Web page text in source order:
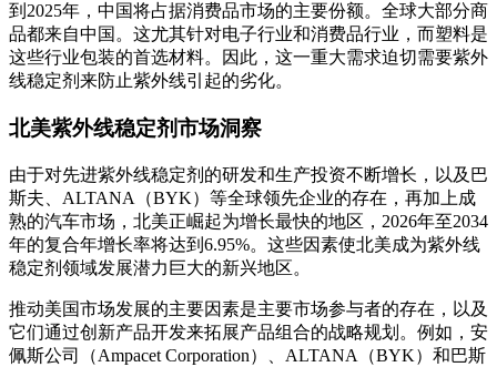
到2025年，中国将占据消费品市场的主要份额。全球大部分商
品都来自中国。这尤其针对电子行业和消费品行业，而塑料是
这些行业包装的首选材料。因此，这一重大需求迫切需要紫外
线稳定剂来防止紫外线引起的劣化。
北美紫外线稳定剂市场洞察
由于对先进紫外线稳定剂的研发和生产投资不断增长，以及巴
斯夫、ALTANA（BYK）等全球领先企业的存在，再加上成
熟的汽车市场，北美正崛起为增长最快的地区，2026年至2034
年的复合年增长率将达到6.95%。这些因素使北美成为紫外线
稳定剂领域发展潜力巨大的新兴地区。
推动美国市场发展的主要因素是主要市场参与者的存在，以及
它们通过创新产品开发来拓展产品组合的战略规划。例如，安
佩斯公司（Ampacet Corporation）、ALTANA（BYK）和巴斯